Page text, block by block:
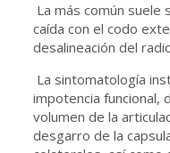
La más común
caída con el codo
desalineación del
La sintomatología
impotencia funcional,
volumen de la
desgarro de la